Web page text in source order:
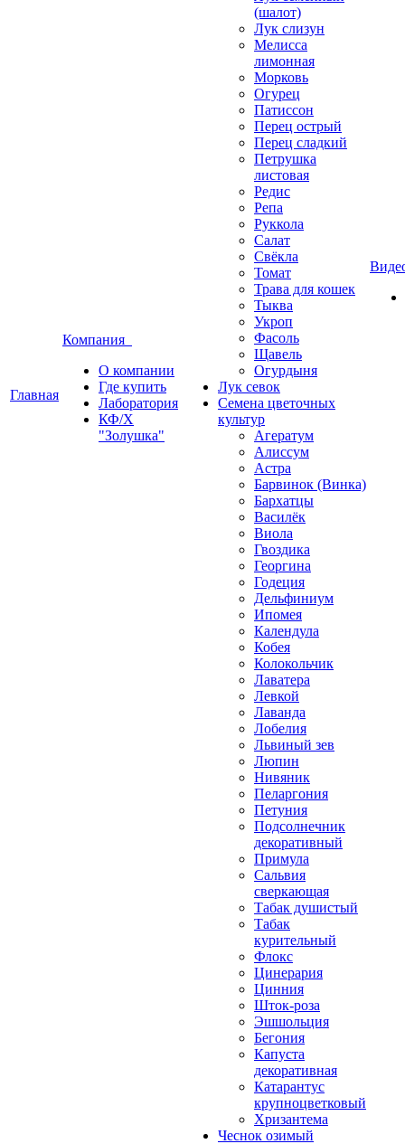
Главная
Компания
О компании
Где купить
Лаборатория
КФ/Х
"Золушка"
(шалот)
Лук слизун
Мелисса
лимонная
Морковь
Огурец
Патиссон
Перец острый
Перец сладкий
Петрушка
листовая
Редис
Репа
Руккола
Салат
Свёкла
Томат
Трава для кошек
Тыква
Укроп
Фасоль
Щавель
Огурдыня
Лук севок
Семена цветочных
культур
Агератум
Алиссум
Астра
Барвинок (Винка)
Бархатцы
Василёк
Виола
Гвоздика
Георгина
Годеция
Дельфиниум
Ипомея
Календула
Кобея
Колокольчик
Лаватера
Левкой
Лаванда
Лобелия
Львиный зев
Люпин
Нивяник
Пеларгония
Петуния
Подсолнечник
декоративный
Примула
Сальвия
сверкающая
Табак душистый
Табак
курительный
Флокс
Цинерария
Цинния
Шток-роза
Эшшольция
Бегония
Капуста
декоративная
Катарантус
крупноцветковый
Хризантема
Чеснок озимый